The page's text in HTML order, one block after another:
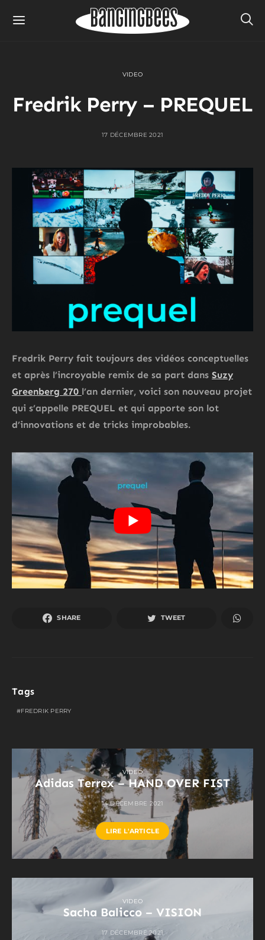
VIDEO
Fredrik Perry – PREQUEL
17 DÉCEMBRE 2021
Fredrik Perry fait toujours des vidéos conceptuelles
et après l’incroyable remix de sa part dans Suzy
Greenberg 270 l’an dernier, voici son nouveau projet
qui s’appelle PREQUEL et qui apporte son lot
d’innovations et de tricks improbables.
SHARE TWEET
Tags
FREDRIK PERRY
VIDEO
Adidas Terrex – HAND OVER FIST
14 DÉCEMBRE 2021
LIRE L'ARTICLE
VIDEO
Sacha Balicco – VISION
17 DÉCEMBRE 2021